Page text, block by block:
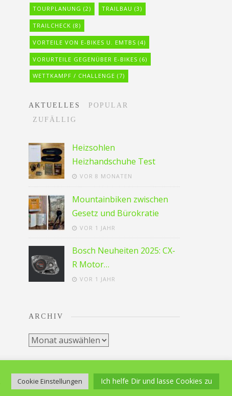
TOURPLANUNG (2) TRAILBAU (3)
TRAILCHECK (8)
VORTEILE VON E-BIKES U. EMTBS (4)
VORURTEILE GEGENÜBER E-BIKES (6)
WETTKAMPF / CHALLENGE (7)
AKTUELLES
POPULAR
ZUFÄLLIG
Heizsohlen
Heizhandschuhe Test
VOR 8 MONATEN
Mountainbiken zwischen
Gesetz und Bürokratie
VOR 1 JAHR
Bosch Neuheiten 2025: CX-
R Motor…
VOR 1 JAHR
ARCHIV
Archiv
GALERIE VIDEOS IMPRESSUM / DATENSCHUTZ
Cookie Einstellungen Ich helfe Dir und lasse Cookies zu